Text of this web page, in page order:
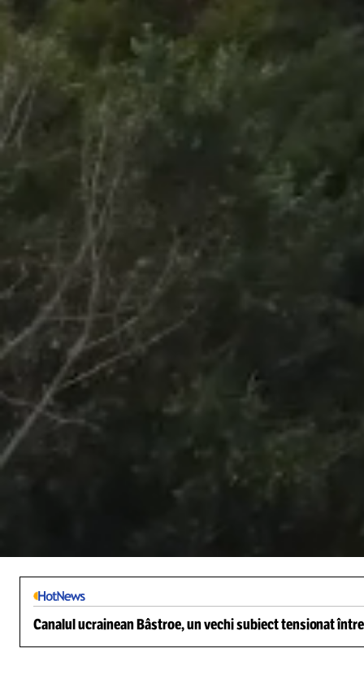
Canalul ucrainean Bâstroe, un vechi subiect tensionat